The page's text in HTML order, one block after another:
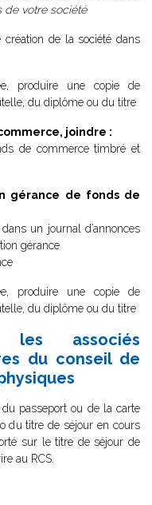
de votre société
création de la société dans
produire une copie de
du diplôme ou du titre
joindre :
de commerce timbré et
gérance de fonds de
un journal d’annonces
gérance
produire une copie de
du diplôme ou du titre
associés
du conseil de
passeport ou de la carte
du titre de séjour en cours
sur le titre de séjour de
au RCS.